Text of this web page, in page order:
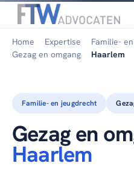
Home Expertise
Familie-
Gezag en omgang
Haarlem
Familie- en jeugdrecht
Gezag en
Haarlem